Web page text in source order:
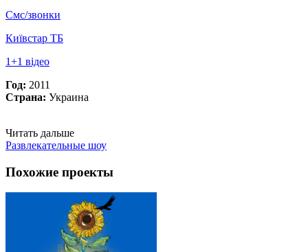
Смс/звонки
Київстар ТБ
1+1 відео
Год: 2011
Страна: Украина
Читать дальше
Развлекательные шоу
Похожие проекты